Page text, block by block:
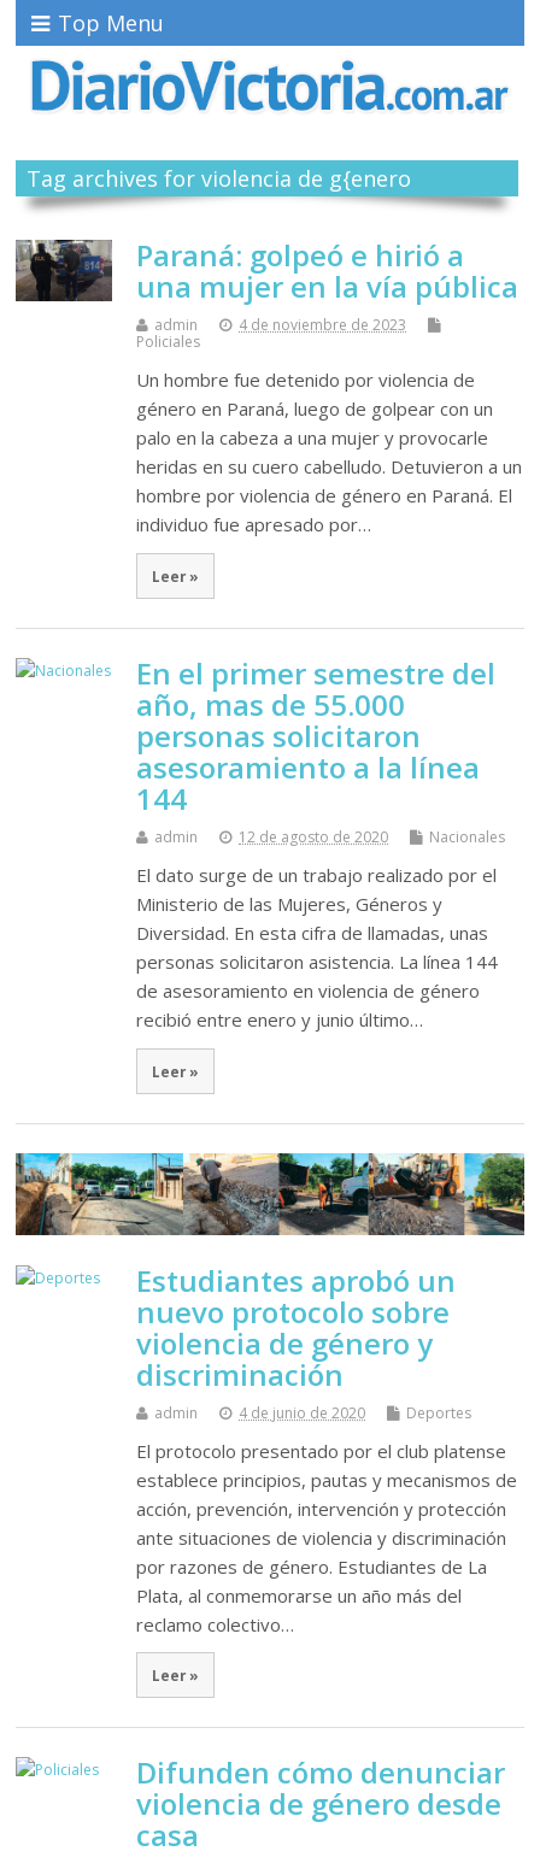
Top Menu
Tag archives for violencia de g{enero
Paraná: golpeó e hirió a
una mujer en la vía pública
admin
4 de noviembre de 2023
Policiales
Un hombre fue detenido por violencia de
género en Paraná, luego de golpear con un
palo en la cabeza a una mujer y provocarle
heridas en su cuero cabelludo. Detuvieron a un
hombre por violencia de género en Paraná. El
individuo fue apresado por…
Leer »
En el primer semestre del
año, mas de 55.000
personas solicitaron
asesoramiento a la línea
144
admin 12 de agosto de 2020 Nacionales
El dato surge de un trabajo realizado por el
Ministerio de las Mujeres, Géneros y
Diversidad. En esta cifra de llamadas, unas
personas solicitaron asistencia. La línea 144
de asesoramiento en violencia de género
recibió entre enero y junio último…
Leer »
Estudiantes aprobó un
nuevo protocolo sobre
violencia de género y
discriminación
admin 4 de junio de 2020 Deportes
El protocolo presentado por el club platense
establece principios, pautas y mecanismos de
acción, prevención, intervención y protección
ante situaciones de violencia y discriminación
por razones de género. Estudiantes de La
Plata, al conmemorarse un año más del
reclamo colectivo…
Leer »
Difunden cómo denunciar
violencia de género desde
casa